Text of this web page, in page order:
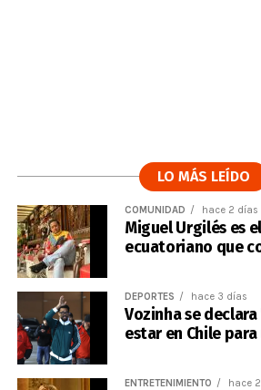
LO MÁS LEÍDO
COMUNIDAD hace 2 días
Miguel Urgilés es el
ecuatoriano que
DEPORTES hace 3 días
Vozinha se
estar en Chile
ENTRETENIMIENTO hace